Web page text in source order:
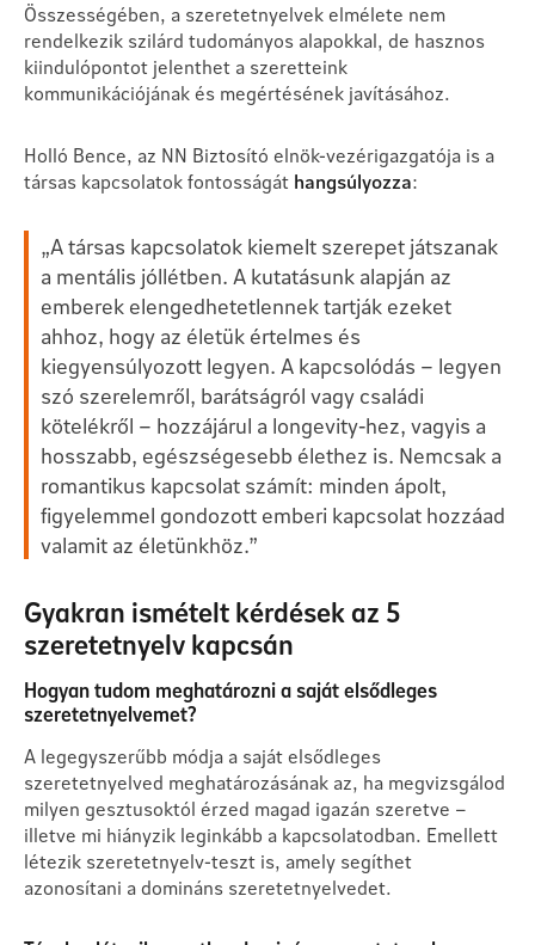
Összességében, a szeretetnyelvek elmélete nem
rendelkezik szilárd tudományos alapokkal, de hasznos
kiindulópontot jelenthet a szeretteink
kommunikációjának és megértésének javításához.
Holló Bence, az NN Biztosító elnök-vezérigazgatója is a
társas kapcsolatok fontosságát hangsúlyozza:
„A társas kapcsolatok kiemelt szerepet játszanak
a mentális jóllétben. A kutatásunk alapján az
emberek elengedhetetlennek tartják ezeket
ahhoz, hogy az életük értelmes és
kiegyensúlyozott legyen. A kapcsolódás – legyen
szó szerelemről, barátságról vagy családi
kötelékről – hozzájárul a longevity-hez, vagyis a
hosszabb, egészségesebb élethez is. Nemcsak a
romantikus kapcsolat számít: minden ápolt,
figyelemmel gondozott emberi kapcsolat hozzáad
valamit az életünkhöz.”
Gyakran ismételt kérdések az 5
szeretetnyelv kapcsán
Hogyan tudom meghatározni a saját elsődleges
szeretetnyelvemet?
A legegyszerűbb módja a saját elsődleges
szeretetnyelved meghatározásának az, ha megvizsgálod
milyen gesztusoktól érzed magad igazán szeretve –
illetve mi hiányzik leginkább a kapcsolatodban. Emellett
létezik szeretetnyelv-teszt is, amely segíthet
azonosítani a domináns szeretetnyelvedet.